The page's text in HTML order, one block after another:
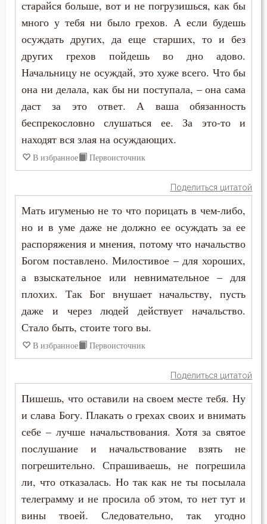
старайся больше, вот и не погрузишься, как бы
много у тебя ни было грехов. А если будешь
осуждать других, да еще старших, то и без
других грехов пойдешь во дно адово.
Начальницу не осуждай, это хуже всего. Что бы
она ни делала, как бы ни поступала, – она сама
даст за это ответ. А ваша обязанность
беспрекословно слушаться ее. За это-то и
находят вся злая на осуждающих.
В избранное Первоисточник
Поделиться цитатой
Мать игуменью не то что порицать в чем-либо,
но и в уме даже не должно ее осуждать за ее
распоряжения и мнения, потому что начальство
Богом поставлено. Милостивое – для хороших,
а взыскательное или невнимательное – для
плохих. Так Бог внушает начальству, пусть
даже и через людей действует начальство.
Стало быть, стоите того вы.
В избранное Первоисточник
Поделиться цитатой
Пишешь, что оставили на своем месте тебя. Ну
и слава Богу. Плакать о грехах своих и внимать
себе – лучше начальствования. Хотя за святое
послушание и начальствование взять не
погрешительно. Спрашиваешь, не погрешила
ли, что отказалась. Но так как не ты посылала
телеграмму и не просила об этом, то нет тут и
вины твоей. Следовательно, так угодно